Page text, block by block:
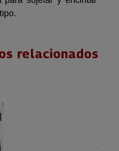
relacionados